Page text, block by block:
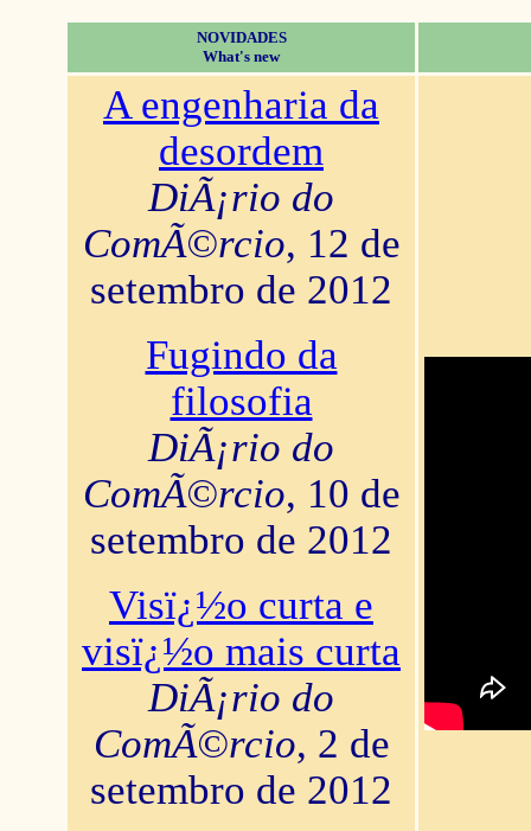
NOVIDADES
What's new
A engenharia da
desordem
DiÃ¡rio do
ComÃ©rcio, 12 de
setembro de 2012
Fugindo da
filosofia
DiÃ¡rio do
ComÃ©rcio, 10 de
setembro de 2012
Visï¿½o curta e
visï¿½o mais curta
DiÃ¡rio do
ComÃ©rcio, 2 de
setembro de 2012